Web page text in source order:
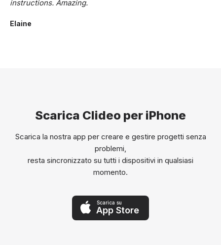
instructions. Amazing.
Elaine
Scarica Clideo per iPhone
Scarica la nostra app per creare e gestire progetti senza
problemi,
resta sincronizzato su tutti i dispositivi in qualsiasi
momento.
Scarica su
App Store